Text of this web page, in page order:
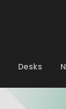
Desks